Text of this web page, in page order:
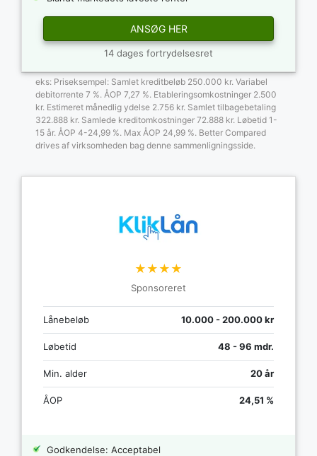
ANSØG HER
14 dages fortrydelsesret
eks: Priseksempel: Samlet kreditbeløb 250.000 kr. Variabel
debitorrente 7 %. ÅOP 7,27 %. Etableringsomkostninger 2.500
kr. Estimeret månedlig ydelse 2.756 kr. Samlet tilbagebetaling
322.888 kr. Samlede kreditomkostninger 72.888 kr. Løbetid 1-
15 år. ÅOP 4-24,99 %. Max ÅOP 24,99 %. Better Compared
drives af virksomheden bag denne sammenligningsside.
★★★★
Sponsoreret
Lånebeløb 10.000 - 200.000 kr
Løbetid 48 - 96 mdr.
Min. alder 20 år
ÅOP 24,51 %
Godkendelse: Acceptabel